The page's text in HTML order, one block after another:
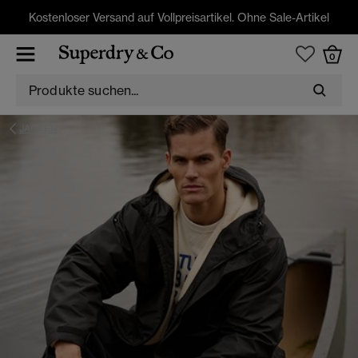
Kostenloser Versand auf Vollpreisartikel. Ohne Sale-Artikel
0